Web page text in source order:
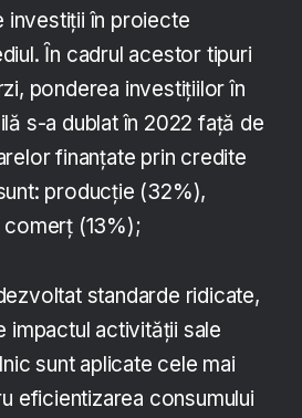
investiții în proiecte
Ȋn cadrul acestor tipuri
ponderea investiţiilor în
s-a dublat în 2022 faţă de
finanțate prin credite
producție (32%),
(13%);
standarde ridicate,
impactul activităţii sale
sunt aplicate cele mai
eficientizarea consumului